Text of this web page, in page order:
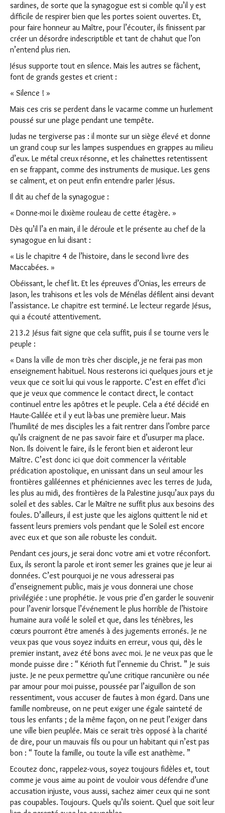
sardines, de sorte que la synagogue est si comble qu’il y est
difficile de respirer bien que les portes soient ouvertes. Et,
pour faire honneur au Maître, pour l’écouter, ils finissent par
créer un désordre indescriptible et tant de chahut que l’on
n’entend plus rien.
Jésus supporte tout en silence. Mais les autres se fâchent,
font de grands gestes et crient :
« Silence ! »
Mais ces cris se perdent dans le vacarme comme un hurlement
poussé sur une plage pendant une tempête.
Judas ne tergiverse pas : il monte sur un siège élevé et donne
un grand coup sur les lampes suspendues en grappes au milieu
d’eux. Le métal creux résonne, et les chaînettes retentissent
en se frappant, comme des instruments de musique. Les gens
se calment, et on peut enfin entendre parler Jésus.
Il dit au chef de la synagogue :
« Donne-moi le dixième rouleau de cette étagère. »
Dès qu’il l’a en main, il le déroule et le présente au chef de la
synagogue en lui disant :
« Lis le chapitre 4 de l’histoire, dans le second livre des
Maccabées. »
Obéissant, le chef lit. Et les épreuves d’Onias, les erreurs de
Jason, les trahisons et les vols de Ménélas défilent ainsi devant
l’assistance. Le chapitre est terminé. Le lecteur regarde Jésus,
qui a écouté attentivement.
213.2 Jésus fait signe que cela suffit, puis il se tourne vers le
peuple :
« Dans la ville de mon très cher disciple, je ne ferai pas mon
enseignement habituel. Nous resterons ici quelques jours et je
veux que ce soit lui qui vous le rapporte. C’est en effet d’ici
que je veux que commence le contact direct, le contact
continuel entre les apôtres et le peuple. Cela a été décidé en
Haute-Galilée et il y eut là-bas une première lueur. Mais
l’humilité de mes disciples les a fait rentrer dans l’ombre parce
qu’ils craignent de ne pas savoir faire et d’usurper ma place.
Non. Ils doivent le faire, ils le feront bien et aideront leur
Maître. C’est donc ici que doit commencer la véritable
prédication apostolique, en unissant dans un seul amour les
frontières galiléennes et phéniciennes avec les terres de Juda,
les plus au midi, des frontières de la Palestine jusqu’aux pays du
soleil et des sables. Car le Maître ne suffit plus aux besoins des
foules. D’ailleurs, il est juste que les aiglons quittent le nid et
fassent leurs premiers vols pendant que le Soleil est encore
avec eux et que son aile robuste les conduit.
Pendant ces jours, je serai donc votre ami et votre réconfort.
Eux, ils seront la parole et iront semer les graines que je leur ai
données. C’est pourquoi je ne vous adresserai pas
d’enseignement public, mais je vous donnerai une chose
privilégiée : une prophétie. Je vous prie d’en garder le souvenir
pour l’avenir lorsque l’événement le plus horrible de l’histoire
humaine aura voilé le soleil et que, dans les ténèbres, les
cœurs pourront être amenés à des jugements erronés. Je ne
veux pas que vous soyez induits en erreur, vous qui, dès le
premier instant, avez été bons avec moi. Je ne veux pas que le
monde puisse dire : “ Kérioth fut l’ennemie du Christ. ” Je suis
juste. Je ne peux permettre qu’une critique rancunière ou née
par amour pour moi puisse, poussée par l’aiguillon de son
ressentiment, vous accuser de fautes à mon égard. Dans une
famille nombreuse, on ne peut exiger une égale sainteté de
tous les enfants ; de la même façon, on ne peut l’exiger dans
une ville bien peuplée. Mais ce serait très opposé à la charité
de dire, pour un mauvais fils ou pour un habitant qui n’est pas
bon : “ Toute la famille, ou toute la ville est anathème. ”
Ecoutez donc, rappelez-vous, soyez toujours fidèles et, tout
comme je vous aime au point de vouloir vous défendre d’une
accusation injuste, vous aussi, sachez aimer ceux qui ne sont
pas coupables. Toujours. Quels qu’ils soient. Quel que soit leur